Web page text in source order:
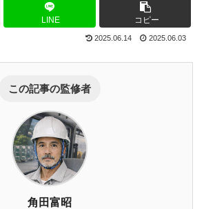
LINE コピー
2025.06.14 2025.06.03
この記事の監修者
角田富昭